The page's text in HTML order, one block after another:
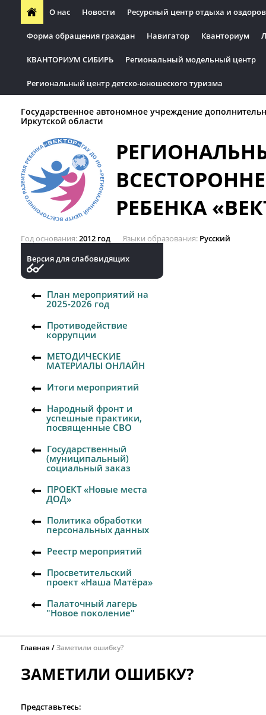
О нас Новости Ресурсный центр отдыха и
Форма обращения граждан Навигатор Кванториум
КВАНТОРИУМ СИБИРЬ Региональный модельный центр
Региональный центр детско-юношеского туризма
Государственное автономное учреждение
Иркутской области
РЕБЕНКА
Год основания 2012 год Языки образования Русский
Версия для слабовидящих
План мероприятий на
2025-2026 год
Противодействие
коррупции
МЕТОДИЧЕСКИЕ
МАТЕРИАЛЫ ОНЛАЙН
Итоги мероприятий
Народный фронт и
успешные практики,
посвященные СВО
Государственный
(муниципальный)
социальный заказ
ПРОЕКТ «Новые места
ДОД»
Политика обработки
персональных данных
Реестр мероприятий
Просветительский
проект «Наша Матёра»
Палаточный лагерь
"Новое поколение"
Главная Заметили ошибку?
ЗАМЕТИЛИ ОШИБКУ?
Представьтесь: